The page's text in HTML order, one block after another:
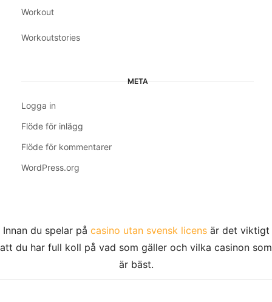
Workout
Workoutstories
META
Logga in
Flöde för inlägg
Flöde för kommentarer
WordPress.org
Innan du spelar på casino utan svensk licensär det viktigt
att du har full koll på vad som gäller och vilka casinon som
är bäst.